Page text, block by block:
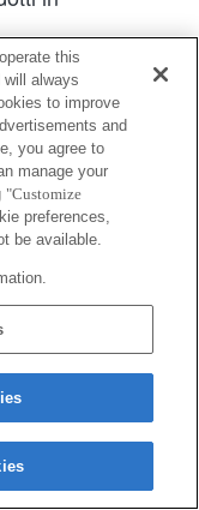
alcuni
essere
Copyright 2026 Sony Corporation
this
always
to improve
and
you agree to
manage your
"Customize
preferences,
be available.